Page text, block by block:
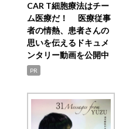
CAR T細胞療法はチー
ム医療だ！ 医療従事
者の情熱、患者さんの
思いを伝えるドキュメ
ンタリー動画を公開中
PR